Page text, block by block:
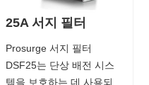
25A 서지 필터
Prosurge 서지 필터
DSF25는 단상 배전 시스
템을 보호하는 데 사용되